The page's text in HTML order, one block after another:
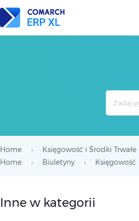
Home Księgowość i Środki Trwałe
Home
Biuletyny Księgowość
Inne w kategorii